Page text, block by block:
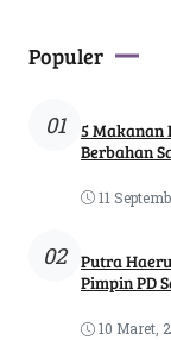
Populer
01
5 Makanan
Berbahan
11
02
Putra
Pimpin PD
10 Maret,